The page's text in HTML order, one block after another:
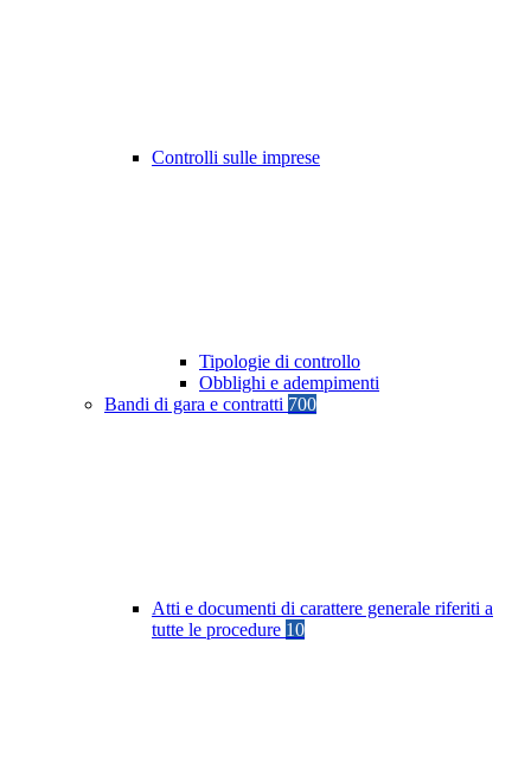
Controlli sulle imprese
Tipologie di controllo
Obblighi e adempimenti
Bandi di gara e contratti 700
Atti e documenti di carattere generale riferiti a
tutte le procedure 10